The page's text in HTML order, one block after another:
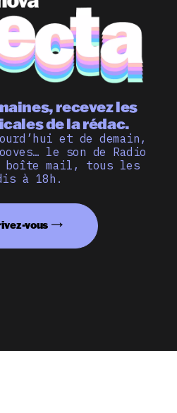
recevez les
de la rédac.
et de demain,
le son de Radio
boîte mail, tous les
à 18h.
vous